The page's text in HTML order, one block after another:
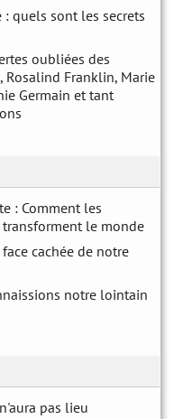
: quels sont les secrets
oubliées des
Rosalind Franklin, Marie
Germain et tant
: Comment les
le monde
cachée de notre
notre lointain
pas lieu